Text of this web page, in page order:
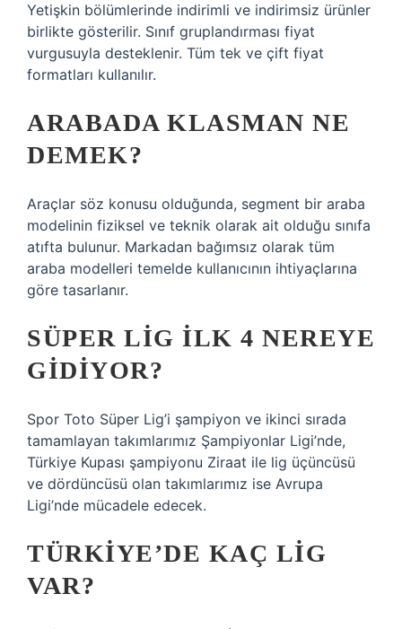
Yetişkin bölümlerinde indirimli ve indirimsiz ürünler
birlikte gösterilir. Sınıf gruplandırması fiyat
vurgusuyla desteklenir. Tüm tek ve çift fiyat
formatları kullanılır.
ARABADA KLASMAN NE
DEMEK?
Araçlar söz konusu olduğunda, segment bir araba
modelinin fiziksel ve teknik olarak ait olduğu sınıfa
atıfta bulunur. Markadan bağımsız olarak tüm
araba modelleri temelde kullanıcının ihtiyaçlarına
göre tasarlanır.
SÜPER LIG ILK 4 NEREYE
GIDIYOR?
Spor Toto Süper Lig’i şampiyon ve ikinci sırada
tamamlayan takımlarımız Şampiyonlar Ligi’nde,
Türkiye Kupası şampiyonu Ziraat ile lig üçüncüsü
ve dördüncüsü olan takımlarımız ise Avrupa
Ligi’nde mücadele edecek.
TÜRKIYE’DE KAÇ LIG
VAR?